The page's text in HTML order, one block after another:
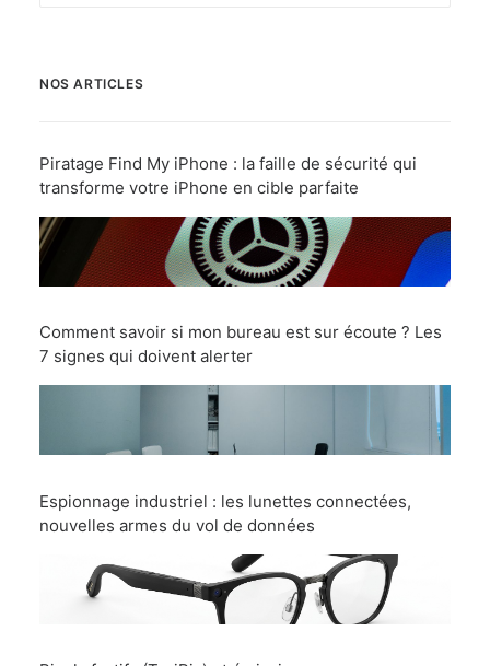
NOS ARTICLES
Piratage Find My iPhone : la faille de sécurité qui
transforme votre iPhone en cible parfaite
Comment savoir si mon bureau est sur écoute ? Les
7 signes qui doivent alerter
Espionnage industriel : les lunettes connectées,
nouvelles armes du vol de données